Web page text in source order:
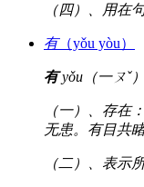
（四）、用在
有（yǒu yòu）
有yǒu（一ㄡˇ）
（一）、存在
无患。有目共睹
（二）、表示